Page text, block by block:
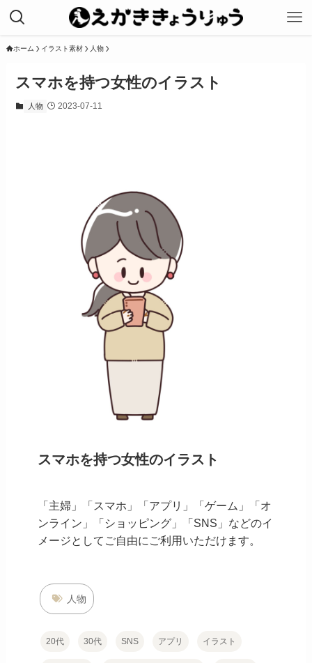
ホーム イラスト素材 人物
スマホを持つ女性のイラスト
人物 2023-07-11
スマホを持つ女性のイラスト
「主婦」「スマホ」「アプリ」「ゲーム」「オ
ンライン」「ショッピング」「SNS」などのイ
メージとしてご自由にご利用いただけます。
人物
20代 30代 SNS アプリ イラスト